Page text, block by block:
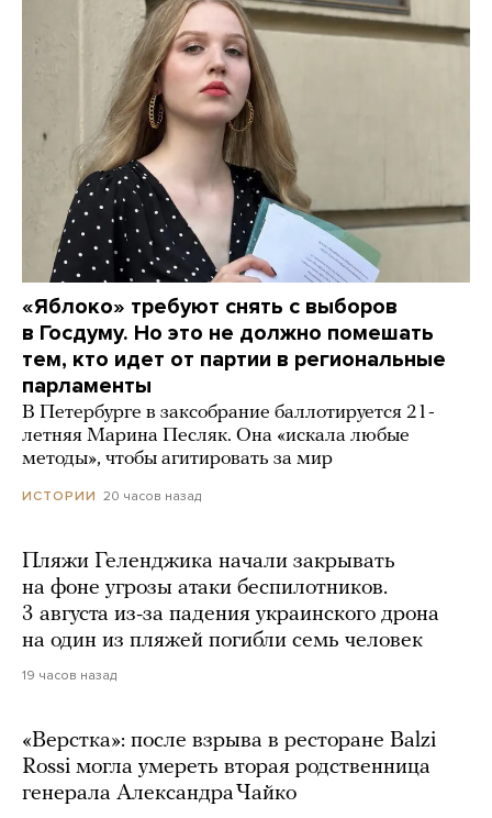
«Яблоко» требуют снять с выборов
в Госдуму. Но это не должно помешать
тем, кто идет от партии в региональные
парламенты
В Петербурге в заксобрание баллотируется 21-
летняя Марина Песляк. Она «искала любые
методы», чтобы агитировать за мир
ИСТОРИИ 20 часов назад
Пляжи Геленджика начали закрывать
на фоне угрозы атаки беспилотников.
3 августа из-за падения украинского дрона
на один из пляжей погибли семь человек
19 часов назад
«Верстка»: после взрыва в ресторане Balzi
Rossi могла умереть вторая родственница
генерала Александра Чайко